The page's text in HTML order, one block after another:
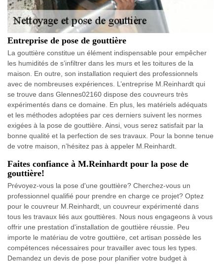
Entreprise de pose de gouttière
La gouttière constitue un élément indispensable pour empêcher
les humidités de s’infiltrer dans les murs et les toitures de la
maison. En outre, son installation requiert des professionnels
avec de nombreuses expériences. L’entreprise M.Reinhardt qui
se trouve dans Glennes02160 dispose des couvreurs très
expérimentés dans ce domaine. En plus, les matériels adéquats
et les méthodes adoptées par ces derniers suivent les normes
exigées à la pose de gouttière. Ainsi, vous serez satisfait par la
bonne qualité et la perfection de ses travaux. Pour la bonne tenue
de votre maison, n’hésitez pas à appeler M.Reinhardt.
Faites confiance à M.Reinhardt pour la pose de
gouttière!
Prévoyez-vous la pose d'une gouttière? Cherchez-vous un
professionnel qualifié pour prendre en charge ce projet? Optez
pour le couvreur M.Reinhardt, un couvreur expérimenté dans
tous les travaux liés aux gouttières. Nous nous engageons à vous
offrir une prestation d'installation de gouttière réussie. Peu
importe le matériau de votre gouttière, cet artisan possède les
compétences nécessaires pour travailler avec tous les types.
Demandez un devis de pose pour planifier votre budget à